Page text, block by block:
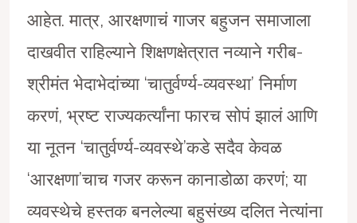
आहेत. मात्र, आरक्षणाचं गाजर बहुजन समाजाला
दाखवीत राहिल्याने शिक्षणक्षेत्रात नव्याने गरीब-
श्रीमंत भेदाभेदांच्या ‘चातुर्वर्ण्य-व्यवस्था’ निर्माण
करणं, भ्रष्ट राज्यकर्त्यांना फारच सोपं झालं आणि
या नूतन ‘चातुर्वर्ण्य-व्यवस्थे’कडे सदैव केवळ
‘आरक्षणा’चाच गजर करून कानाडोळा करणं; या
व्यवस्थेचे हस्तक बनलेल्या बहुसंख्य दलित नेत्यांना